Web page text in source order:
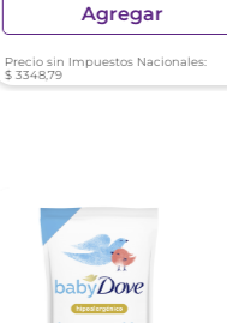
Agregar
Precio sin Impuestos Nacionales:
$ 3348,79